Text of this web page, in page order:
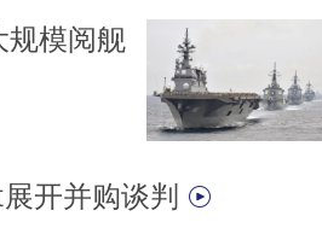
规模阅舰
开并购谈判